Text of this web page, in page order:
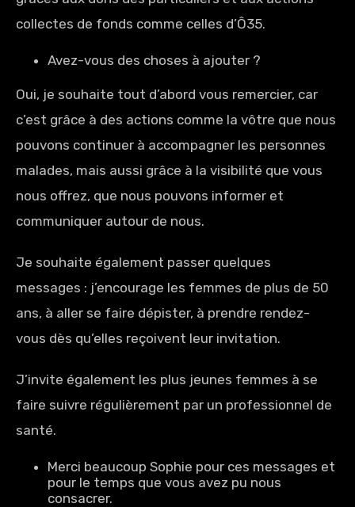
collectes de fonds comme celles d’Ô35.
Avez-vous des choses à ajouter ?
Oui, je souhaite tout d’abord vous remercier, car
c’est grâce à des actions comme la vôtre que nous
pouvons continuer à accompagner les personnes
malades, mais aussi grâce à la visibilité que vous
nous offrez, que nous pouvons informer et
communiquer autour de nous.
Je souhaite également passer quelques
messages : j’encourage les femmes de plus de 50
ans, à aller se faire dépister, à prendre rendez-
vous dès qu’elles reçoivent leur invitation.
J’invite également les plus jeunes femmes à se
faire suivre régulièrement par un professionnel de
santé.
Merci beaucoup Sophie pour ces messages et
pour le temps que vous avez pu nous
consacrer.